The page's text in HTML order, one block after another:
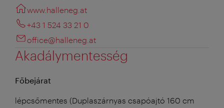
www.halleneg.at
+43 1 524 33 21 0
office@halleneg.at
Akadálymentesség
Főbejárat
lépcsőmentes (Duplaszárnyas csapóajtó 160 cm